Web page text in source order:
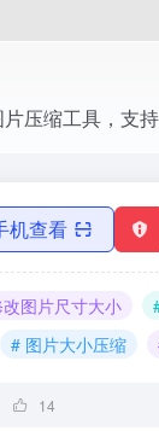
机查看
图片尺寸大小
# 图片大小压缩
14